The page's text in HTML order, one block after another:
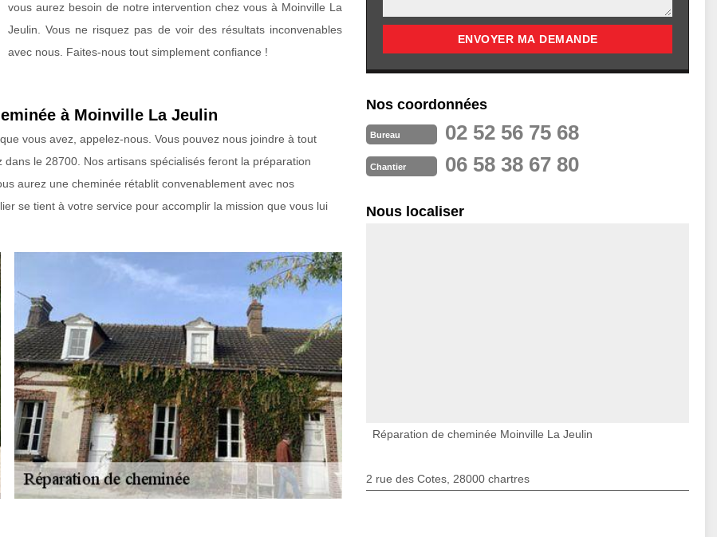
vous aurez besoin de notre intervention chez vous à Moinville La
Jeulin. Vous ne risquez pas de voir des résultats inconvenables
avec nous. Faites-nous tout simplement confiance !
à Moinville La Jeulin
vous avez, appelez-nous. Vous pouvez nous joindre à tout
le 28700. Nos artisans spécialisés feront la préparation
aurez une cheminée rétablit convenablement avec nos
se tient à votre service pour accomplir la mission que vous lui
Nos coordonnées
Bureau 02 52 56 75 68
Chantier 06 58 38 67 80
Nous localiser
Réparation de cheminée Moinville La Jeulin
2 rue des Cotes, 28000 chartres